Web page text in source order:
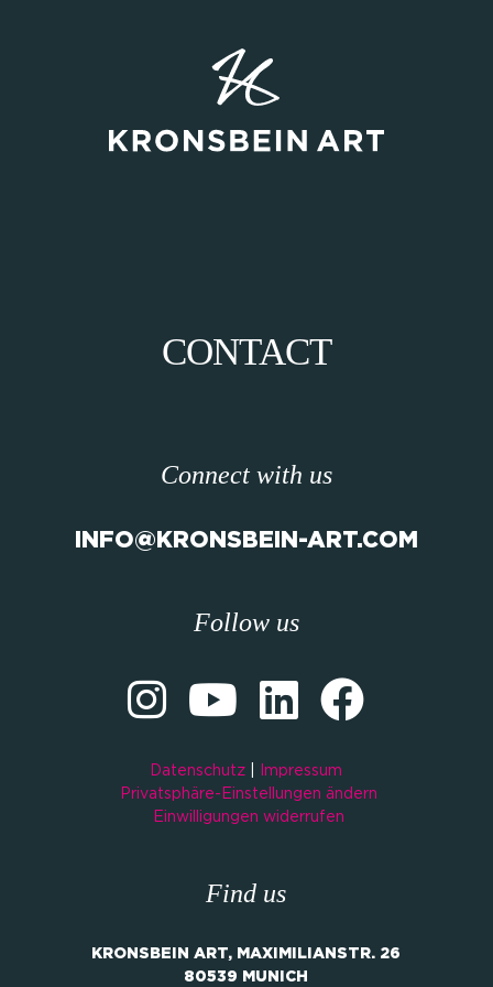
CONTACT
Connect with us
INFO@KRONSBEIN-ART.COM
Follow us
Datenschutz
Impressum
Privatsphäre-Einstellungen ändern
Einwilligungen widerrufen
Find us
KRONSBEIN ART, MAXIMILIANSTR. 26
80539 MUNICH